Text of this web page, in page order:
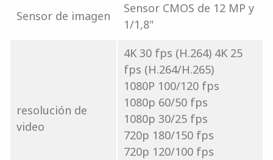
Sensor de imagen
Sensor CMOS de 12 MP y
1/1,8"
resolución de
video
4K 30 fps (H.264) 4K 25
fps (H.264/H.265)
1080P 100/120 fps
1080p 60/50 fps
1080p 30/25 fps
720p 180/150 fps
720p 120/100 fps